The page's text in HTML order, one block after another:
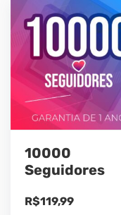
10000
Seguidores
R$119,99